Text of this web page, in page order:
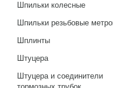
Шпильки колесные
Шпильки резьбовые
Шплинты
Штуцера
Штуцера и соединители